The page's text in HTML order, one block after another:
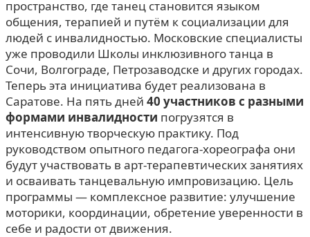
пространство, где танец становится языком
общения, терапией и путём к социализации для
людей с инвалидностью. Московские специалисты
уже проводили Школы инклюзивного танца в
Сочи, Волгограде, Петрозаводске и других городах.
Теперь эта инициатива будет реализована в
Саратове. На пять дней 40 участников с разными
формами инвалидности погрузятся в
интенсивную творческую практику. Под
руководством опытного педагога-хореографа они
будут участвовать в арт-терапевтических занятиях
и осваивать танцевальную импровизацию. Цель
программы — комплексное развитие: улучшение
моторики, координации, обретение уверенности в
себе и радости от движения.